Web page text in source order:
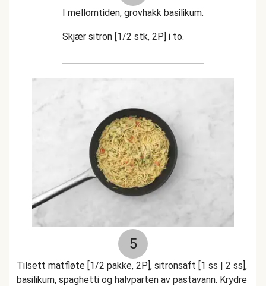
I mellomtiden, grovhakk basilikum.
Skjær sitron [1/2 stk, 2P] i to.
5
Tilsett matfløte [1/2 pakke, 2P], sitronsaft [1 ss | 2 ss],
basilikum, spaghetti og halvparten av pastavann. Krydre